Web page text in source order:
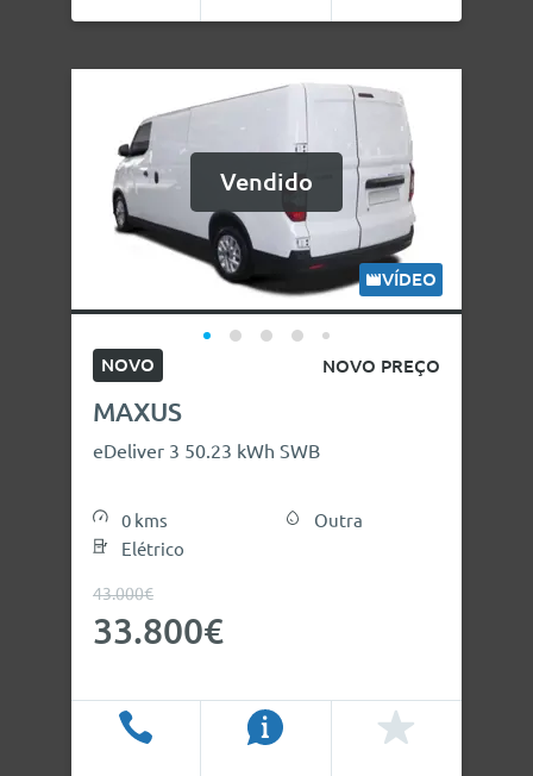
Vendido
VÍDEO
NOVO NOVO PREÇO
MAXUS
eDeliver 3 50.23 kWh SWB
0 kms
Elétrico
Outra
43.000€
33.800€